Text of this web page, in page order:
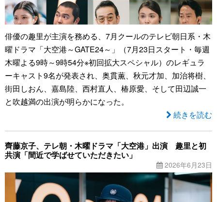
俳優の趣里が主演を務める、7月クールのテレビ朝日系・木
曜ドラマ「大空港～GATE24～」（7月23日スタート・毎週
木曜よる9時～9時54分※初回拡大スペシャル）のレギュラ
ーキャスト9名が発表され、奥貫薫、秋元才加、加治将樹、
街田しおん、嘉島陸、西村直人、椿原愛、そして田辺誠一
と吹越満の出演が明らかになった。
続きを読む
齊藤京子、テレ朝・木曜ドラマ「大空港」出演 趣里と初
共演「間近で学ばせていただきたい」
2026年6月23日